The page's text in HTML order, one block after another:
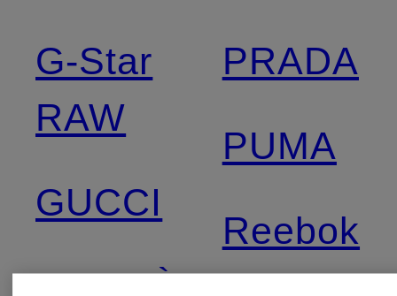
G-Star
RAW
GUCCI
HERMÈS
PRADA
PUMA
Reebok